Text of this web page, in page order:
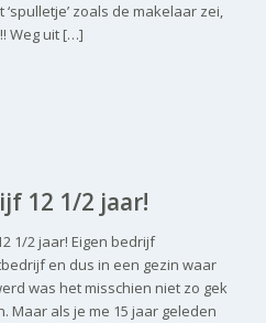
zoals de makelaar zei,
Weg uit […]
12 1/2 jaar!
1/2 jaar! Eigen bedrijf
en dus in een gezin waar
was het misschien niet zo gek
Maar als je me 15 jaar geleden